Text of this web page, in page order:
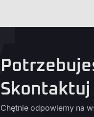
Skontaktuj
Chętnie odpowiemy na